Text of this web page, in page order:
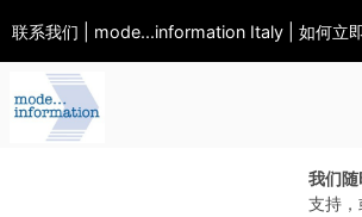
联系我们 | mode...information Italy | 如何立
我们随
支持